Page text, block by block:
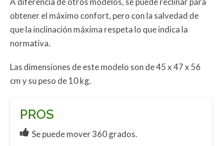
obtener el máximo confort, pero con la salvedad de
que la inclinación máxima respeta lo que indica la
normativa.
Las dimensiones de este modelo son de 45 x 47 x 56
cm y su peso de 10 kg.
PROS
Se puede mover 360 grados.